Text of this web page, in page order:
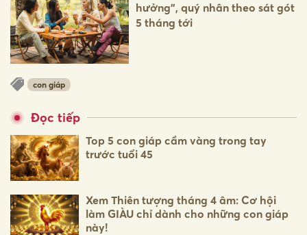
hưởng", quý nhân theo sát gót
5 tháng tới
con giáp
Đọc tiếp
Top 5 con giáp cầm vàng trong tay
trước tuổi 45
Xem Thiên tượng tháng 4 âm: Cơ hội
làm GIÀU chỉ dành cho những con giáp
này!